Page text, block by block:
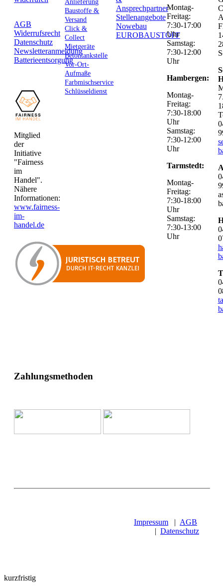
AGB
Widerrufsrecht
Datenschutz
Newsletteranmeldung
Batterieentsorgung
Mitglied
der
Initiative
"Fairness
im
Handel".
Nähere
Informationen:
www.fairness-
im-
handel.de
Anlieferung
Baustoffe &
Versand
Click &
Collect
Mietgeräte
Betontankstelle
Vor-Ort-
Aufmaße
Farbmischservice
Schlüsseldienst
Ansprechpartner
Stellenangebote
Nowebau
EUROBAUSTOFF
Montag-
Freitag:
7:30-17:00
Uhr
Samstag:
7:30-12:00
Uhr
Hambergen:
Montag-
Freitag:
7:30-18:00
Uhr
Samstag:
7:30-12:00
Uhr
Tarmstedt:
Montag-
Freitag:
7:30-18:00
Uhr
Samstag:
7:30-13:00
Uhr
Zahlungsmethoden
Impressum | AGB
| Datenschutz
kurzfristig